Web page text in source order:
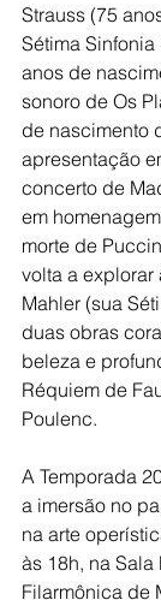
Strauss (75
Sétima
anos de
sonoro de Os
de nascimento
apresentação
concerto de
em
morte de
volta a explorar
Mahler (sua
duas obras
beleza e
Réquiem de
Poulenc.
A Temporada
a imersão no
na arte
às 18h, na Sala
Filarmônica de